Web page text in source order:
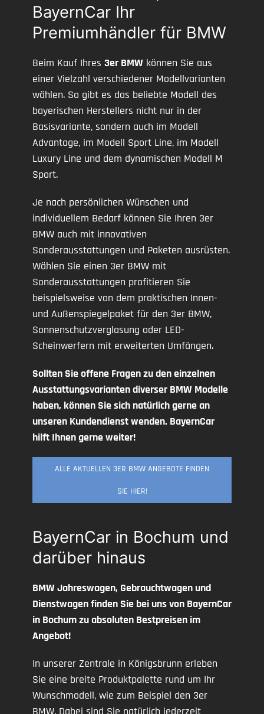
BayernCar Ihr
Premiumhändler für BMW
Beim Kauf Ihres 3er BMW können Sie aus
einer Vielzahl verschiedener Modellvarianten
wählen. So gibt es das beliebte Modell des
bayerischen Herstellers nicht nur in der
Basisvariante, sondern auch im Modell
Advantage, im Modell Sport Line, im Modell
Luxury Line und dem dynamischen Modell M
Sport.
Je nach persönlichen Wünschen und
individuellem Bedarf können Sie Ihren 3er
BMW auch mit innovativen
Sonderausstattungen und Paketen ausrüsten.
Wählen Sie einen 3er BMW mit
Sonderausstattungen profitieren Sie
beispielsweise von dem praktischen Innen-
und Außenspiegelpaket für den 3er BMW,
Sonnenschutzverglasung oder LED-
Scheinwerfern mit erweiterten Umfängen.
Sollten Sie offene Fragen zu den einzelnen
Ausstattungsvarianten diverser BMW Modelle
haben, können Sie sich natürlich gerne an
unseren Kundendienst wenden. BayernCar
hilft Ihnen gerne weiter!
ALLE AKTUELLEN 3ER BMW ANGEBOTE FINDEN
SIE HIER!
BayernCar in Bochum und
darüber hinaus
BMW Jahreswagen, Gebrauchtwagen und
Dienstwagen finden Sie bei uns von BayernCar
in Bochum zu absoluten Bestpreisen im
Angebot!
In unserer Zentrale in Königsbrunn erleben
Sie eine breite Produktpalette rund um Ihr
Wunschmodell, wie zum Beispiel den 3er